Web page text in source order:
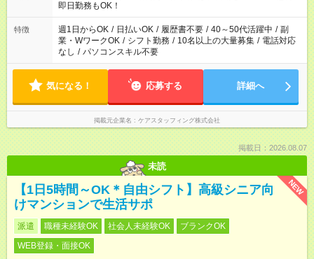
即日勤務もOK！
特徴 週1日からOK / 日払いOK / 履歴書不要 / 40～50代活躍中 / 副
業・WワークOK / シフト勤務 / 10名以上の大量募集 / 電話対応
なし / パソコンスキル不要
気になる！ 応募する 詳細へ
掲載元企業名 ケアスタッフィング株式会社
掲載日：2026.08.07
未読
NEW
【1日5時間～OK＊自由シフト】高級シニア向
けマンションで生活サポ
派遣 職種未経験OK 社会人未経験OK
ブランクOK
WEB登録・面接OK